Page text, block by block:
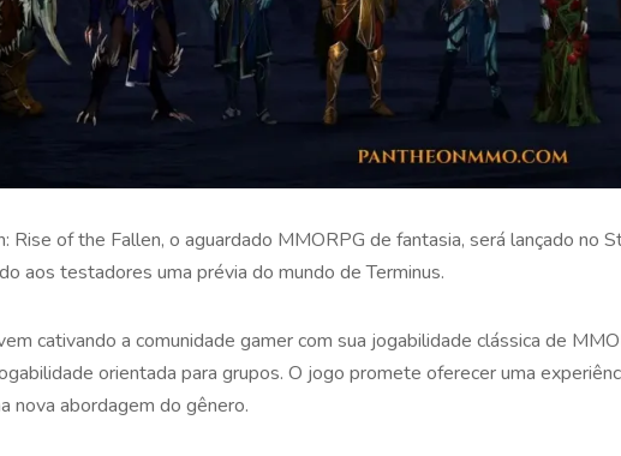
Rise of the Fallen, o aguardado MMORPG de fantasia, será lançado no
aos testadores uma prévia do mundo de Terminus.
cativando a comunidade gamer com sua jogabilidade clássica de
orientada para grupos. O jogo promete oferecer uma
nova abordagem do gênero.